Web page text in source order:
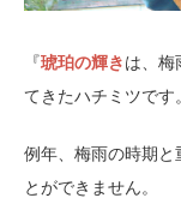
『琥珀の輝きは、梅
てきたハチミツです。
例年、梅雨の時期と
とができません。